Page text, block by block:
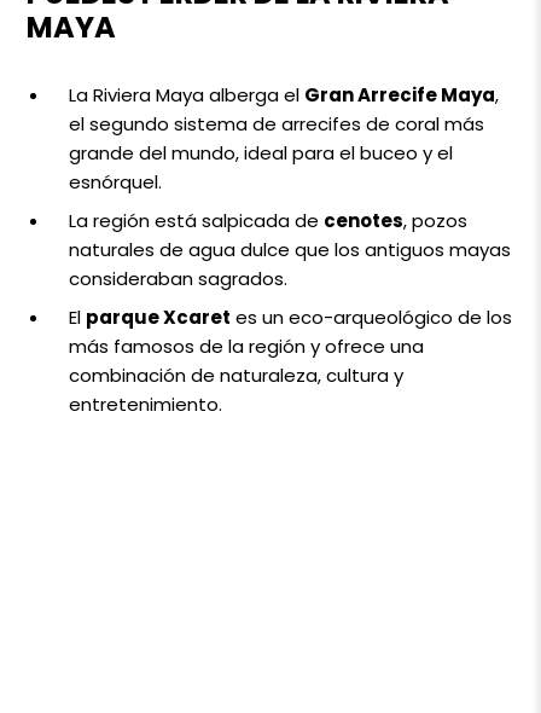
MAYA
La Riviera Maya alberga el Gran Arrecife Maya,
el segundo sistema de arrecifes de coral más
grande del mundo, ideal para el buceo y el
esnórquel.
La región está salpicada de cenotes, pozos
naturales de agua dulce que los antiguos mayas
consideraban sagrados.
El parque Xcaret es un eco-arqueológico de los
más famosos de la región y ofrece una
combinación de naturaleza, cultura y
entretenimiento.